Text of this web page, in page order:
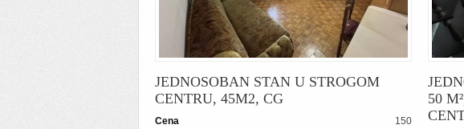
JEDNOSOBAN STAN U STROGOM
CENTRU, 45M2, CG
Cena
150
50